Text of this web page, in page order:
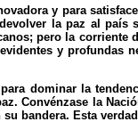
y para
la paz al país
pero la corriente
y profundas
dominar la
Convénzase la
bandera. Esta